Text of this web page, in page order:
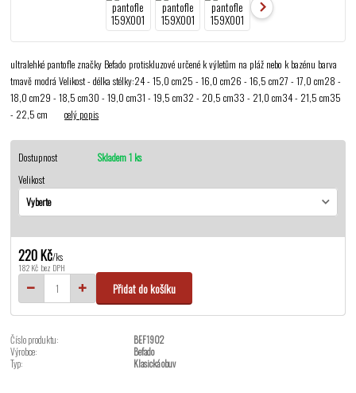
ultralehké pantofle značky Befado protiskluzové určené k výletům na pláž nebo k bazénu barva
tmavě modrá Velikost - délka stélky:24 - 15,0 cm25 - 16,0 cm26 - 16,5 cm27 - 17,0 cm28 -
18,0 cm29 - 18,5 cm30 - 19,0 cm31 - 19,5 cm32 - 20,5 cm33 - 21,0 cm34 - 21,5 cm35
- 22,5 cmcelý popis
Dostupnost
Skladem 1 ks
Velikost
220 Kč/ks
182 Kč bez DPH
Přidat do košíku
Číslo produktu:
BEF1902
Výrobce:
Befado
Typ:
Klasická obuv